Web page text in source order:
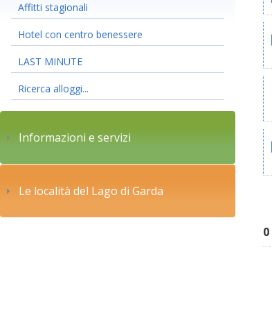
Affitti stagionali
Hotel con centro benessere
LAST MINUTE
Ricerca alloggi...
Informazioni e servizi
Le località del Lago di Garda
0